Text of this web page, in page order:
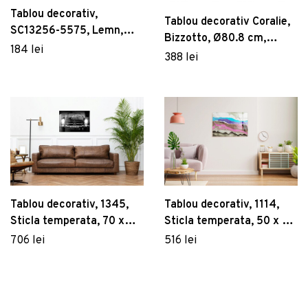
Tablou decorativ,
SC13256-5575, Lemn,
Polistiren, Multicolor
184 lei
Tablou decorativ Coralie,
Bizzotto, Ø80.8 cm,
canvas pictat in
388 lei
Tablou decorativ, 1345,
Sticla temperata, 70 x
100 cm, Multicolor
706 lei
Tablou decorativ, 1114,
Sticla temperata, 50 x 70
cm, Multicolor
516 lei